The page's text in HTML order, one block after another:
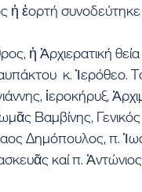
ἡ ἑορτή
ἡ Ἀρχιερατική θεία
κ. Ἱερόθεο.
ἱεροκήρυξ,
Βαμβίνης, Γενικός
Δημόπουλος, π.
καί π. Ἀντώνιος